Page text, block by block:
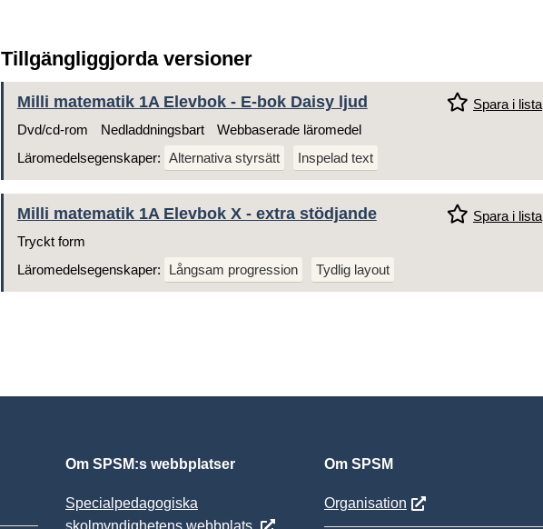
Tillgängliggjorda versioner
Milli matematik 1A Elevbok - E-bok Daisy ljud
Spara i lista
Dvd/cd-rom
Nedladdningsbart
Webbaserade läromedel
Läromedelsegenskaper: Alternativa styrsätt Inspelad text
Milli matematik 1A Elevbok X - extra stödjande
Spara i lista
Tryckt form
Läromedelsegenskaper:
Långsam progression Tydlig layout
Om SPSM:s webbplatser
Specialpedagogiska
skolmyndighetens webbplats.
Om SPSM
Organisation